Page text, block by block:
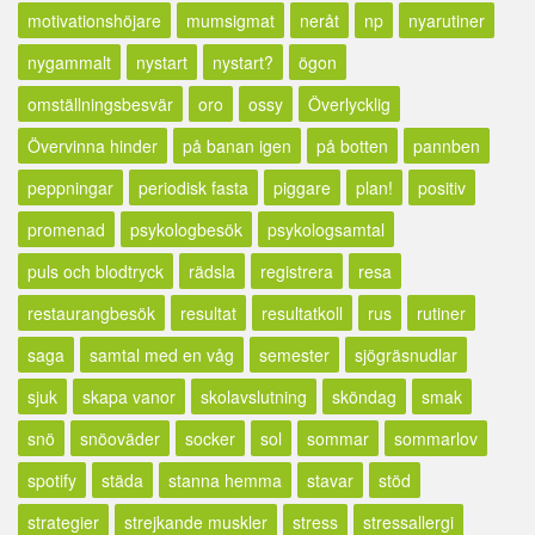
motivationshöjare
mumsigmat neråt np
nyarutiner
nygammalt
nystart nystart?
ögon
omställningsbesvär
oro ossy
Överlycklig
Övervinna hinder
på banan igen på botten
pannben
peppningar
periodisk fasta piggare plan!
positiv
promenad
psykologbesök
psykologsamtal
puls och blodtryck
rädsla registrera
resa
restaurangbesök
resultat resultatkoll rus
rutiner
saga
samtal med en våg semester
sjögräsnudlar
sjuk
skapa vanor skolavslutning sköndag
smak
snö
snöoväder socker sol sommar
sommarlov
spotify
städa stanna hemma stavar
stöd
strategier
strejkande muskler stress
stressallergi